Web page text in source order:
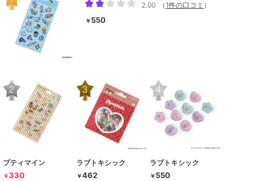
2.00
（ 1件の口コミ ）
￥ 550
プティマイン
￥330
ラブトキシック
￥462
ラブトキシック
￥ 550